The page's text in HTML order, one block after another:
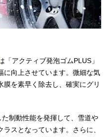
「アクティブ発泡ゴムPLUS」
に向上させています。微細な気
を素早く除去し、確実にグリ
制動性能を発揮して、雪道や
スとなっています。さらに、